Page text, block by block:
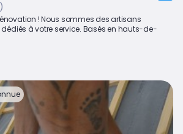
! Nous sommes des artisans
à votre service. Basés en hauts-de-